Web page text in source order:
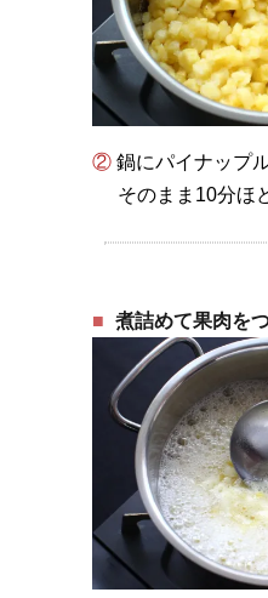
② 鍋にパイナッ
そのまま10分ほ
煮詰めて果肉を